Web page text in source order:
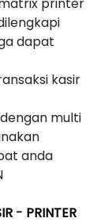
dapat
kasir
multi
anda
- PRINTER